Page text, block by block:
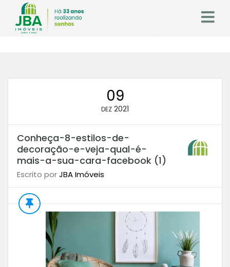
09
DEZ 2021
Conheça-8-estilos-de-
decoração-e-veja-qual-é-
mais-a-sua-cara-facebook (1)
Escrito porJBA Imóveis